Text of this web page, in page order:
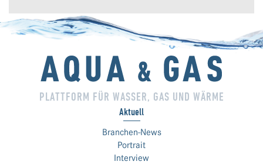
PLATTFORM FÜR WASSER, GAS UND WÄRME
Aktuell
Branchen-News
Portrait
Interview